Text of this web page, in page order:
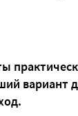
вариант